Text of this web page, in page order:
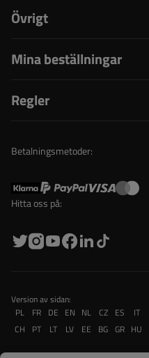
Övrigt
Mina beställningar
Regler
Betalningsmetoder:
Hitta oss på:
Version av sidan:
PL
FR DE EN NL CZ ES IT
CH
PT LT LV EE BG GR HU